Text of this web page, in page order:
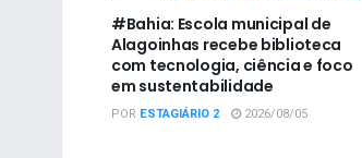
#Bahia: Escola municipal de
Alagoinhas recebe biblioteca
com tecnologia, ciência e foco
em sustentabilidade
POR ESTAGIÁRIO 2 2026/08/05